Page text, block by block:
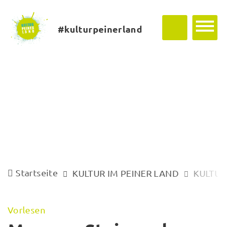
#kulturpeinerland
Startseite KULTUR IM PEINER LAND
Vorlesen